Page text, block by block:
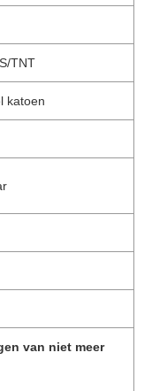
TNT
katoen
van niet meer